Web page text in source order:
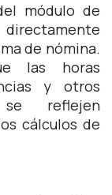
módulo de
de nómina.
las horas
y otros
reflejen
cálculos de